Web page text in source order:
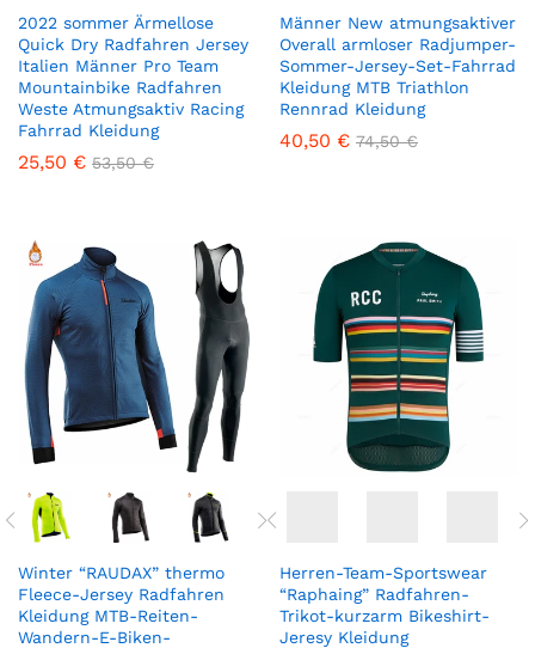
2022 sommer Ärmellose
Quick Dry Radfahren Jersey
Italien Männer Pro Team
Mountainbike Radfahren
Weste Atmungsaktiv Racing
Fahrrad Kleidung
25,50 € 53,50€
Männer New atmungsaktiver
Overall armloser Radjumper-
Sommer-Jersey-Set-Fahrrad
Kleidung MTB Triathlon
Rennrad Kleidung
40,50 € 74,50€
Winter “RAUDAX” thermo
Fleece-Jersey Radfahren
Kleidung MTB-Reiten-
Wandern-E-Biken-
Herren-Team-Sportswear
“Raphaing” Radfahren-
Trikot-kurzarm Bikeshirt-
Jeresy Kleidung